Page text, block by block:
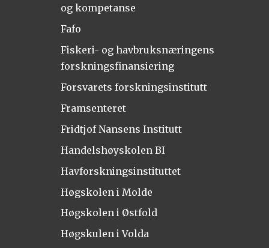
og kompetanse
Fafo
Fiskeri- og havbruksnæringens
forskningsfinansiering
Forsvarets forskningsinstitutt
Framsenteret
Fridtjof Nansens Institutt
Handelshøyskolen BI
Havforskningsinstituttet
Høgskolen i Molde
Høgskolen i Østfold
Høgskulen i Volda